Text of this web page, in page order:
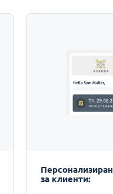
за клиенти: